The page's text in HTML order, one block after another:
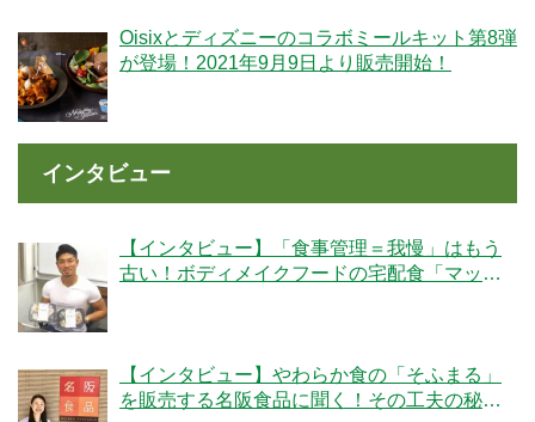
Oisixとディズニーのコラボミールキット第8弾
が登場！2021年9月9日より販売開始！
インタビュー
【インタビュー】「食事管理＝我慢」はもう
古い！ボディメイクフードの宅配食「マッス
【インタビュー】やわらか食の「そふまる」
を販売する名阪食品に聞く！その工夫の秘密